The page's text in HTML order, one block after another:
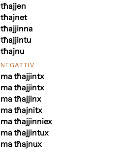
tħajjen
tħajnet
tħajjinna
tħajjintu
tħajnu
NEGATTIV
ma tħajjintx
ma tħajjintx
ma tħajjinx
ma tħajnitx
ma tħajjinniex
ma tħajjintux
ma tħajnux